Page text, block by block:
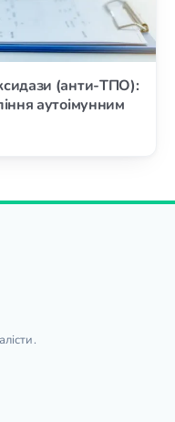
(анти-ТПО):
аутоімунним